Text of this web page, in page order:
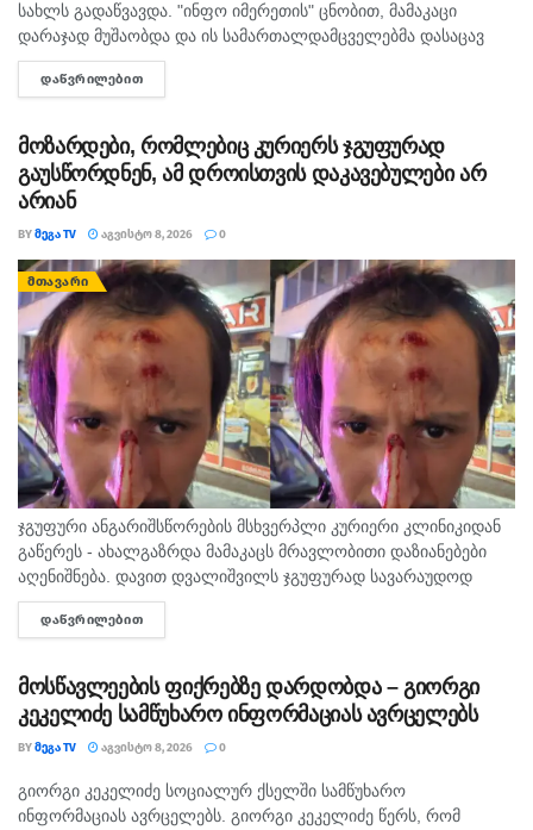
სახლს გადაწვავდა. "ინფო იმერეთის" ცნობით, მამაკაცი
დარაჯად მუშაობდა და ის სამართალდამცველებმა დასაცავ
ობიექტზე აიყვანეს. შსს-ს ინფორმაციით, დაკავებულს
სისხლის სამართლის კოდექსის 11 პრიმა...
ᲓᲐᲬᲕᲠᲘᲚᲔᲑᲘᲗ
მოზარდები, რომლებიც კურიერს ჯგუფურად
გაუსწორდნენ, ამ დროისთვის დაკავებულები არ
არიან
BYᲛᲔᲒᲐ TV ᲐᲒᲕᲘᲡᲢᲝ 8, 2026 0
ᲛᲗᲐᲕᲐᲠᲘ
ჯგუფური ანგარიშსწორების მსხვერპლი კურიერი კლინიკიდან
გაწერეს - ახალგაზრდა მამაკაცს მრავლობითი დაზიანებები
აღენიშნება. დავით დვალიშვილს ჯგუფურად სავარაუდოდ
ხუთამდე მოზარდი გუშინ გაუსწორდა. ჯერ-ჯერობით
თავდამსხმელების დაკავების შესახებ ინფორმაცია არ
სამეთვალყურეო...
ᲓᲐᲬᲕᲠᲘᲚᲔᲑᲘᲗ
მოსწავლეების ფიქრებზე დარდობდა – გიორგი
კეკელიძე სამწუხარო ინფორმაციას ავრცელებს
BYᲛᲔᲒᲐ TV ᲐᲒᲕᲘᲡᲢᲝ 8, 2026 0
ᲛᲗᲐᲕᲐᲠᲘ
გიორგი კეკელიძე სოციალურ ქსელში სამწუხარო
ინფორმაციას ავრცელებს. გიორგი კეკელიძე წერს, რომ